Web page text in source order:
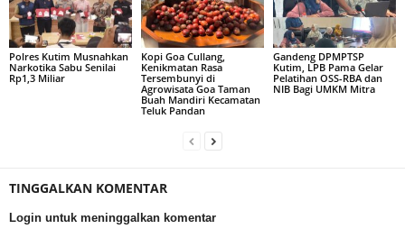
Polres Kutim Musnahkan
Narkotika Sabu Senilai
Rp1,3 Miliar
Kopi Goa Cullang,
Kenikmatan Rasa
Tersembunyi di
Agrowisata Goa Taman
Buah Mandiri Kecamatan
Teluk Pandan
Gandeng DPMPTSP
Kutim, LPB Pama Gelar
Pelatihan OSS-RBA dan
NIB Bagi UMKM Mitra
TINGGALKAN KOMENTAR
Login untuk meninggalkan komentar